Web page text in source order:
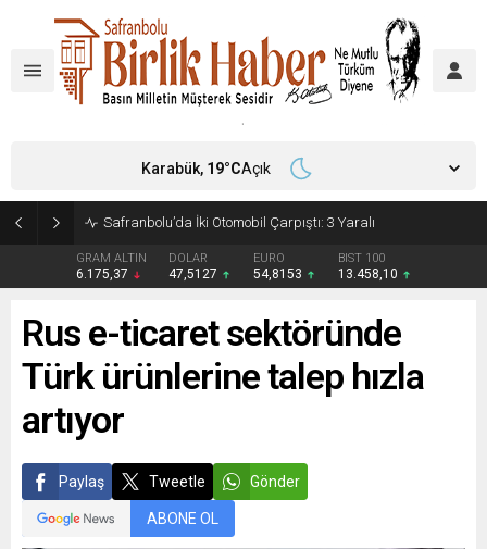
Safranbolu’da İki Otomobil Çarpıştı: 3 Yaralı
GRAM ALTIN
6.175,37
DOLAR
47,5127
EURO
54,8153
BIST 100
13.458,10
Karabük, 19°CAçık
Rus e-ticaret sektöründe
Türk ürünlerine talep hızla
artıyor
Paylaş Tweetle Gönder
ABONE OL